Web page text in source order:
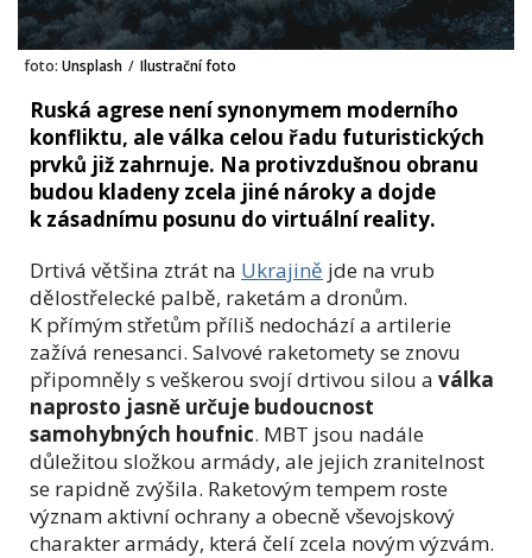
foto: Unsplash / Ilustrační foto
Ruská agrese není synonymem moderního
konfliktu, ale válka celou řadu futuristických
prvků již zahrnuje. Na protivzdušnou obranu
budou kladeny zcela jiné nároky a dojde
k zásadnímu posunu do virtuální reality.
Drtivá většina ztrát na Ukrajině jde na vrub
dělostřelecké palbě, raketám a dronům.
K přímým střetům příliš nedochází a artilerie
zažívá renesanci. Salvové raketomety se znovu
připomněly s veškerou svojí drtivou silou a válka
naprosto jasně určuje budoucnost
samohybných houfnic. MBT jsou nadále
důležitou složkou armády, ale jejich zranitelnost
se rapidně zvýšila. Raketovým tempem roste
význam aktivní ochrany a obecně vševojskový
charakter armády, která čelí zcela novým výzvám.